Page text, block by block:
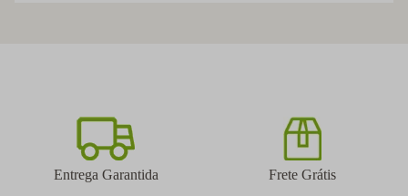
Entrega Garantida Frete Grátis